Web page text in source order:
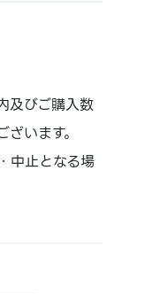
及びご購入数
います。
中止となる場